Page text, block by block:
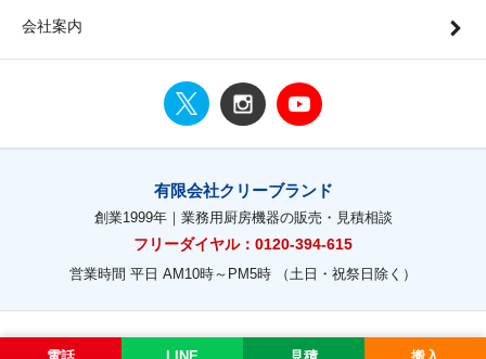
会社案内
有限会社クリーブランド
創業1999年｜業務用厨房機器の販売・見積相談
フリーダイヤル：0120-394-615
営業時間 平日 AM10時～PM5時 （土日・祝祭日除く）